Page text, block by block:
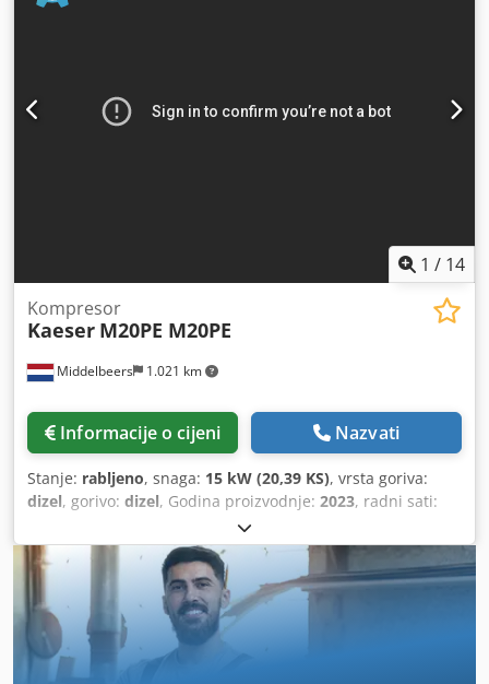
1 / 14
Middelbeers 1.021 km
Kompresor
Kaeser M20PE M20PE
Informacije o cijeni Nazvati
Stanje: rabljeno, snaga: 15 kW (20,39 KS), vrsta goriva:
dizel, gorivo: dizel, Godina proizvodnje: 2023, radni sati:
, Godina proizvodnje: 2023 Namjena: Građevinarstvo
CE oznaka: da Cijena: Na upit Dcedpfexuu Nmox Ablok
Serijski broj: WKA0N0500P9093839 Protok kapaciteta: 120